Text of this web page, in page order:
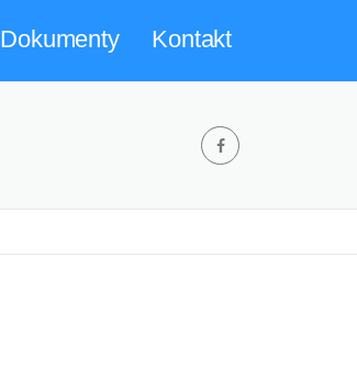
Dokumenty Kontakt